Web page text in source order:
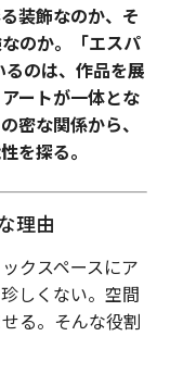
装飾なのか、そ
のか。「エスパ
のは、作品を展
ートが一体とな
密な関係から、
を探る。
理由
クスペースにア
しくない。空間
る。そんな役割